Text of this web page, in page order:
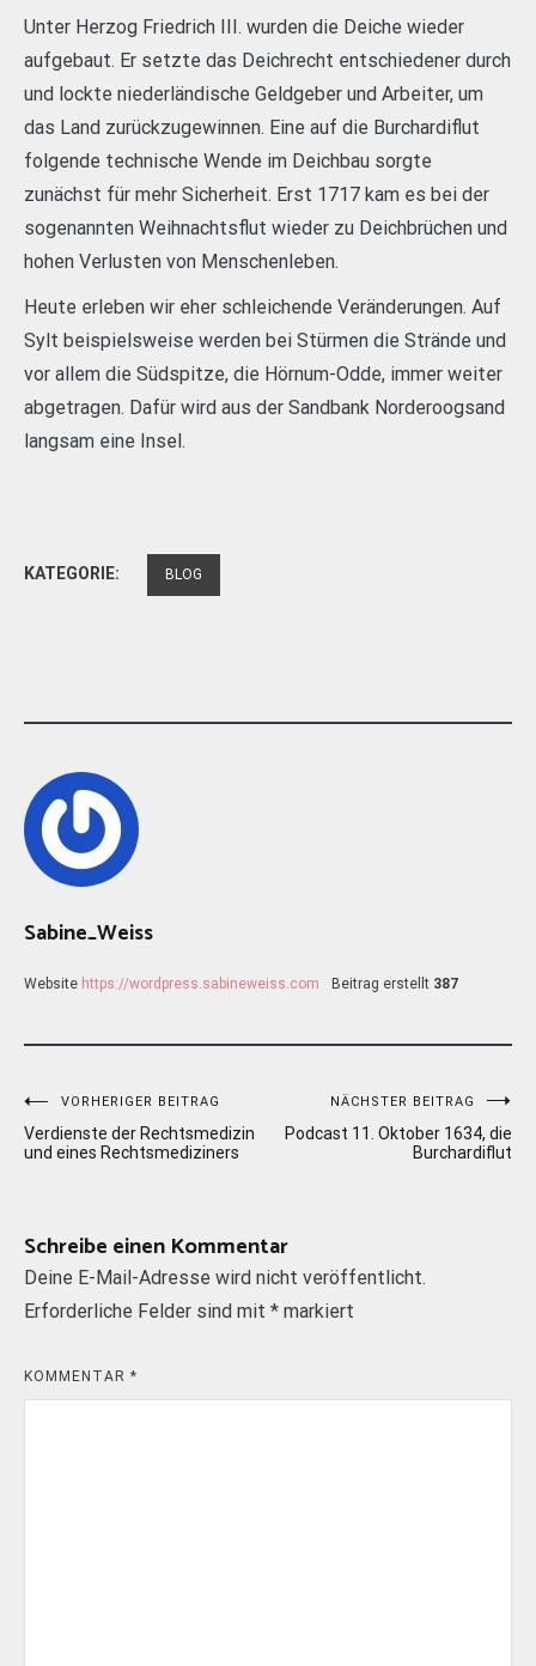
Unter Herzog Friedrich III. wurden die Deiche wieder
aufgebaut. Er setzte das Deichrecht entschiedener durch
und lockte niederländische Geldgeber und Arbeiter, um
das Land zurückzugewinnen. Eine auf die Burchardiflut
folgende technische Wende im Deichbau sorgte
zunächst für mehr Sicherheit. Erst 1717 kam es bei der
sogenannten Weihnachtsflut wieder zu Deichbrüchen und
hohen Verlusten von Menschenleben.
Heute erleben wir eher schleichende Veränderungen. Auf
Sylt beispielsweise werden bei Stürmen die Strände und
vor allem die Südspitze, die Hörnum-Odde, immer weiter
abgetragen. Dafür wird aus der Sandbank Norderoogsand
langsam eine Insel.
KATEGORIE: BLOG
Sabine_Weiss
Website https://wordpress.sabineweiss.com Beitrag erstellt 387
Beitragsnavigation
VORHERIGER BEITRAG
Verdienste der Rechtsmedizin
und eines Rechtsmediziners
NÄCHSTER BEITRAG
Podcast 11. Oktober 1634, die
Burchardiflut
Schreibe einen Kommentar
Deine E-Mail-Adresse wird nicht veröffentlicht.
Erforderliche Felder sind mit * markiert
KOMMENTAR *